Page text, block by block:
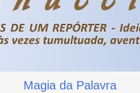
Magia da Palavra